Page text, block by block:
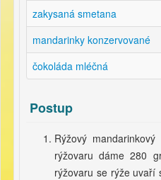
zakysaná smetana
mandarinky konzervované
čokoláda mléčná
Postup
Rýžový
rýžovaru dáme 280
rýžovaru se rýže uvaří